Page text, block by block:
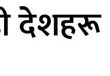
देशहरू